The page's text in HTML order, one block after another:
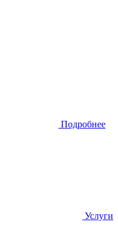
Подробнее
Услуги